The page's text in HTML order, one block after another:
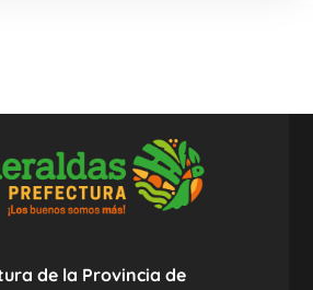
de la Provincia de